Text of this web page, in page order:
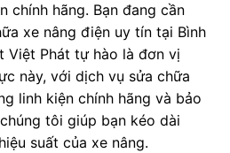
chính hãng. Bạn đang cần
xe nâng điện uy tín tại Bình
Việt Phát tự hào là đơn vị
này, với dịch vụ sửa chữa
linh kiện chính hãng và bảo
tôi giúp bạn kéo dài
suất của xe nâng.